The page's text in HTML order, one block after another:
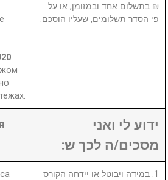
₪ בתשלום אחד ובמזומן, או על
פי הסדר תשלומים, שעליו הוסכם.
ידוע לי ואני
מסכים/ה לכך ש:
1. במידה ויבוטל או יידחה הקורס